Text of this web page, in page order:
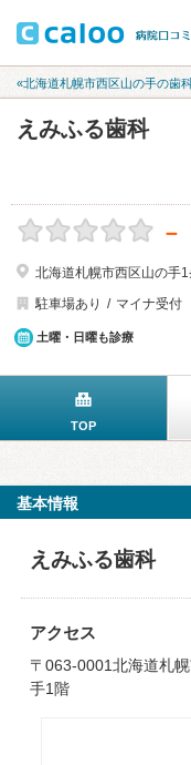
«北海道札幌市西区山の手の歯
えみふる歯科
－
北海道札幌市西区山の手
駐車場あり
マイナ受付
土曜・日曜も診療
TOP
基本情報
えみふる歯科
アクセス
〒063-0001北海道札
手1階